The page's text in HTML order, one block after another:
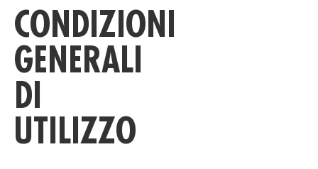
CONDIZIONI
GENERALI
DI
UTILIZZO